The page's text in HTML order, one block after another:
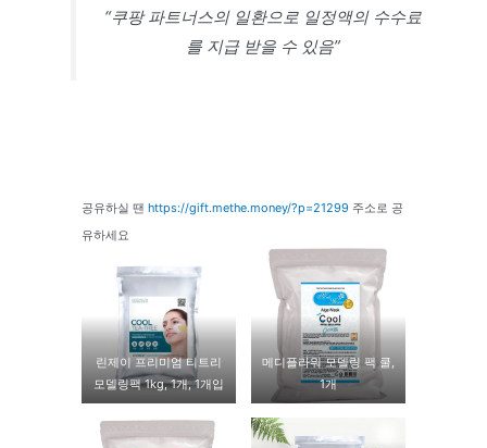
“쿠팡 파트너스의 일환으로 일정액의 수수료
를 지급 받을 수 있음”
공유하실 땐 https://gift.methe.money/?p=21299 주소로 공
유하세요
린제이 프리미엄 티트리
모델링팩 1kg, 1개, 1개입
메디플라워 모델링 팩 쿨,
1개